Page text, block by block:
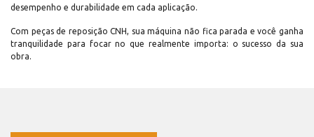
desempenho e durabilidade em cada aplicação.
Com peças de reposição CNH, sua máquina não fica parada e você ganha
tranquilidade para focar no que realmente importa: o sucesso da sua
obra.